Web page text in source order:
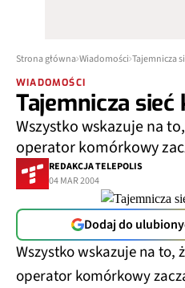
Strona główna Wiadomości Tajemnicza
WIADOMOŚCI
Tajemnicza
Wszystko wskazuje na
operator komórkowy
REDAKCJA TELEPOLIS
04 MAR 2004
Dodaj do
Wszystko wskazuje na to,
operator komórkowy